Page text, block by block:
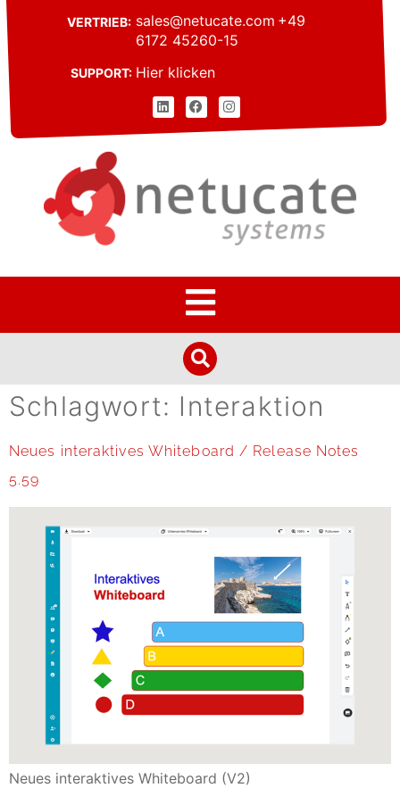
VERTRIEB: sales@netucate.com +49
6172 45260-15
SUPPORT: Hier klicken
Schlagwort: Interaktion
Neues interaktives Whiteboard / Release Notes
5.59
Neues interaktives Whiteboard (V2)